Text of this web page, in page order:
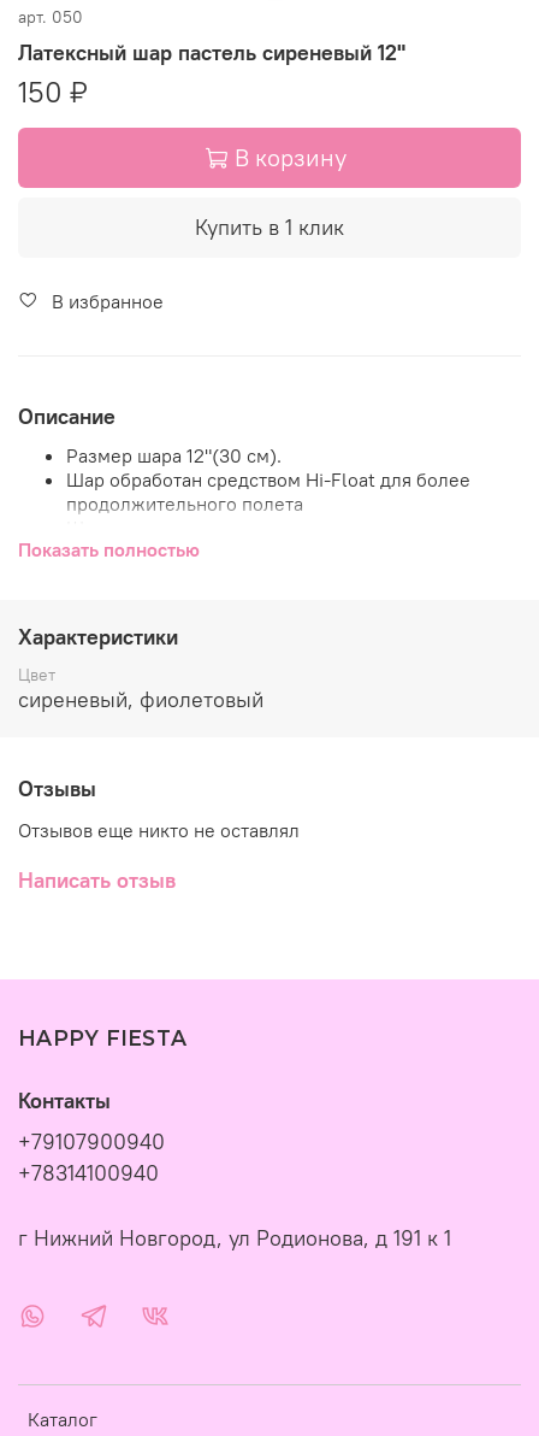
арт. 050
Латексный шар пастель сиреневый 12"
150 ₽
В корзину
Купить в 1 клик
В избранное
Описание
Размер шара 12"(30 см).
Шар обработан средством Hi-Float для более
продолжительного полета
Шар на вьющейся ленте длиной ~1,5м.
Гелиевый шар группы пастель (матовые шары с
плотным цветом).
Показать полностью
Характеристики
Цвет
сиреневый, фиолетовый
Отзывы
Отзывов еще никто не оставлял
Написать отзыв
HAPPY FIESTA
Каталог
Контакты
+79107900940
+78314100940
г Нижний Новгород, ул Родионова, д 191 к 1